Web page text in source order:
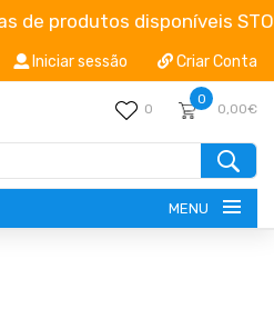
de produtos disponíveis
Iniciar sessão Criar Conta
0
0
0,00€
MENU